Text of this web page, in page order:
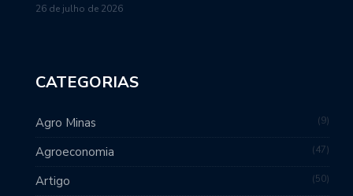
26 de julho de 2026
CATEGORIAS
Agro Minas 9
Agroeconomia 47
Artigo 50